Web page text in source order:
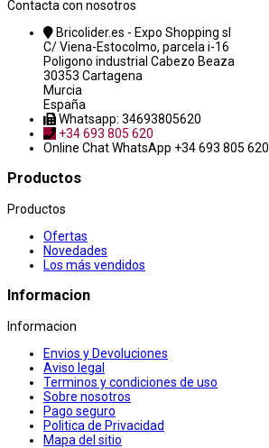
Contacta con nosotros
Bricolider.es - Expo Shopping sl
C/ Viena-Estocolmo, parcela i-16
Poligono industrial Cabezo Beaza
30353 Cartagena
Murcia
España
Whatsapp: 34693805620
+34 693 805 620
Online ChatWhatsApp +34 693 805 620
Productos
Productos
Ofertas
Novedades
Los más vendidos
Informacion
Informacion
Envios y Devoluciones
Aviso legal
Terminos y condiciones de uso
Sobre nosotros
Pago seguro
Politica de Privacidad
Mapa del sitio